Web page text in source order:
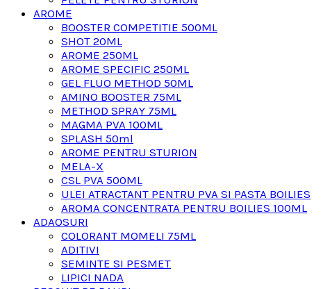
AROME
BOOSTER COMPETITIE 500ML
SHOT 20ML
AROME 250ML
AROME SPECIFIC 250ML
GEL FLUO METHOD 50ML
AMINO BOOSTER 75ML
METHOD SPRAY 75ML
MAGMA PVA 100ML
SPLASH 50ml
AROME PENTRU STURION
MELA-X
CSL PVA 500ML
ULEI ATRACTANT PENTRU PVA SI PASTA BOILIES
AROMA CONCENTRATA PENTRU BOILIES 100ML
ADAOSURI
COLORANT MOMELI 75ML
ADITIVI
SEMINTE SI PESMET
LIPICI NADA